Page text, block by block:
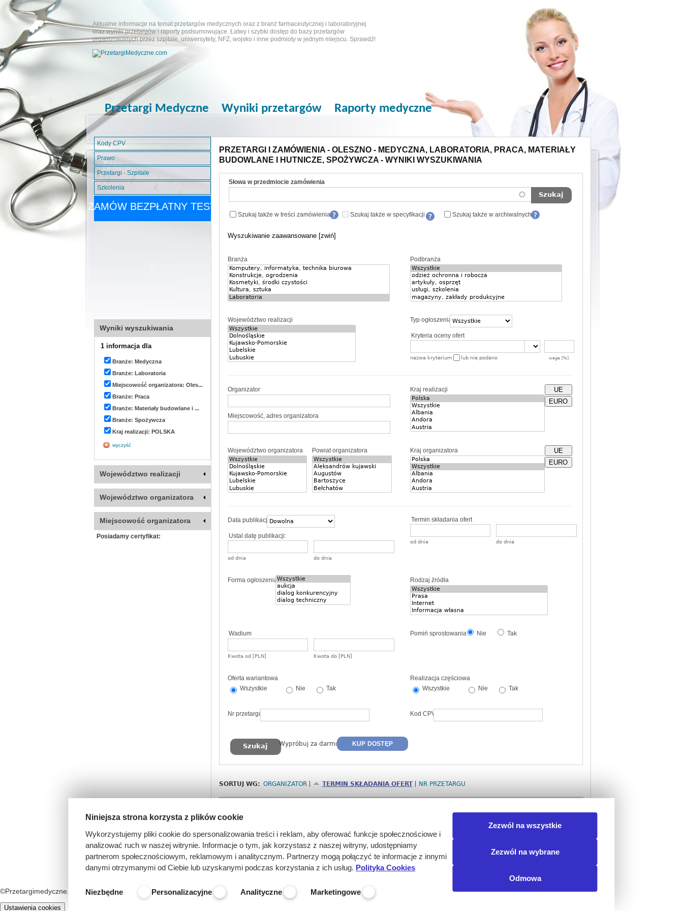
Aktualne informacje na temat przetargów medycznych oraz z branż farmaceutycznej i laboratoryjnej
oraz wyniki przetargów i raporty podsumowujące. Łatwy i szybki dostęp do bazy przetargów
organizowanych przez szpitale, uniwersytety, NFZ, wojsko i inne podmioty w jednym miejscu. Sprawdź!
Przetargi Medyczne Wyniki przetargów Raporty medyczne
PRZETARGI I ZAMÓWIENIA - OLESZNO - MEDYCZNA, LABORATORIA, PRACA, MATERIAŁY
BUDOWLANE I HUTNICZE, SPOŻYWCZA - WYNIKI WYSZUKIWANIA
Słowa w przedmiocie zamówienia
Szukaj także w treści zamówienia Szukaj także w specyfikacji Szukaj także w archiwalnych
Wyszukiwanie zaawansowane [zwiń]
Branża Podbranża
Województwo realizacji Typ ogłoszenia
Kryteria oceny ofert
nazwa kryterium waga [%]
lub nie podano
Organizator
Miejscowość, adres organizatora
Kraj realizacji
UE
EURO
Województwo organizatora Powiat organizatora Kraj organizatora
UE
EURO
Data publikacji
Ustal datę publikacji:
od dnia do dnia
Termin składania ofert
od dnia do dnia
Forma ogłoszenia Rodzaj źródła
Wadium
Kwota od [PLN] Kwota do [PLN]
Pomiń sprostowania Nie Tak
Oferta wariantowa
Wszystkie
Nie Tak
Realizacja częściowa
Wszystkie
Nie Tak
Nr przetargu Kod CPV
Wypróbuj za darmo KUP DOSTĘP
SORTUJ WG: ORGANIZATOR TERMIN SKŁADANIA OFERT NR PRZETARGU
12674346
godz. 09:30
Dostawa produktów medycznych Część 1: ZADANIE 1:
„ Dostawa drobnego sprzętu...
(Pełne dane widoczne po uruchomieniu
bezpłatnego testu)
Kody CPV
Prawo
Przetargi - Szpitale
Szkolenia
ZAMÓW BEZPŁATNY TEST
Wyniki wyszukiwania
1 informacja dla
Branże: Medyczna
Branże: Laboratoria
Miejscowość organizatora: Oles...
Branże: Praca
Branże: Materiały budowlane i ...
Branże: Spożywcza
Kraj realizacji: POLSKA
wyczyść
Województwo realizacji
Województwo organizatora
Miejscowość organizatora
Posiadamy certyfikat:
©Przetargimedyczne.comO nas Kontakt Regulamin
Ustawienia cookies
Niniejsza strona korzysta z plików cookie
Wykorzystujemy pliki cookie do spersonalizowania treści i reklam, aby oferować funkcje społecznościowe i
analizować ruch w naszej witrynie. Informacje o tym, jak korzystasz z naszej witryny, udostępniamy
partnerom społecznościowym, reklamowym i analitycznym. Partnerzy mogą połączyć te informacje z innymi
danymi otrzymanymi od Ciebie lub uzyskanymi podczas korzystania z ich usług. Polityka Cookies
Niezbędne Personalizacyjne Analityczne Marketingowe
Zezwól na wszystkie
Zezwól na wybrane
Odmowa